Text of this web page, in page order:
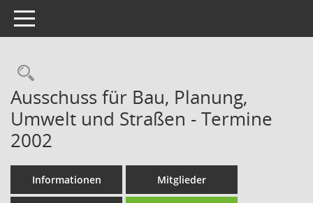
Toggle navigation
Rechercheauswahl
Ausschuss für Bau, Planung,
Umwelt und Straßen - Termine
2002
Informationen Mitglieder